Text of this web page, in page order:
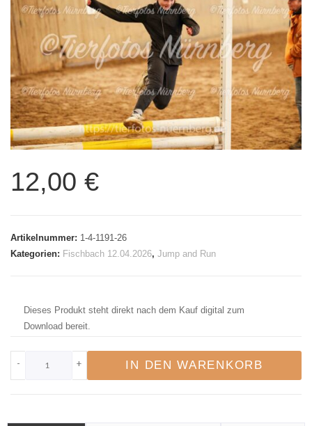
12,00 €
Artikelnummer: 1-4-1191-26
Kategorien: Fischbach 12.04.2026, Jump and Run
Dieses Produkt steht direkt nach dem Kauf digital zum
Download bereit.
- + IN DEN WARENKORB